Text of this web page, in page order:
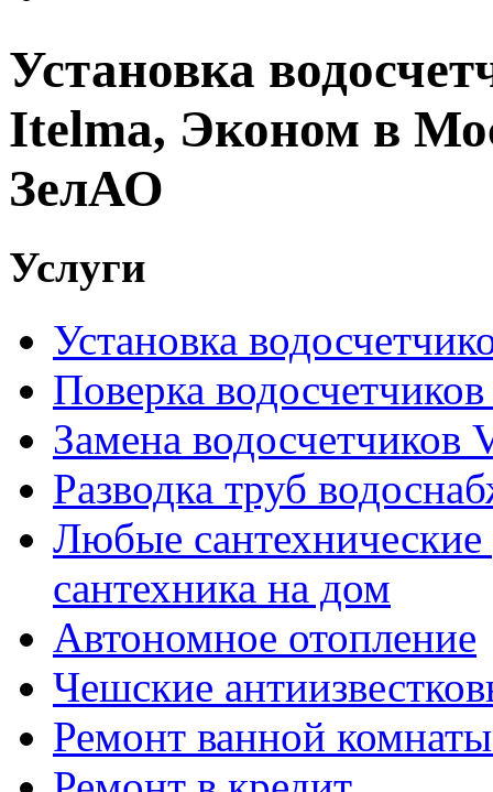
Установка
Itelma, Эконом в
ЗелАО
Услуги
Установка
Поверка водосчетчиков
Замена
Разводка труб
Любые
сантехника на дом
Автономное отопление
Чешские
Ремонт ванной